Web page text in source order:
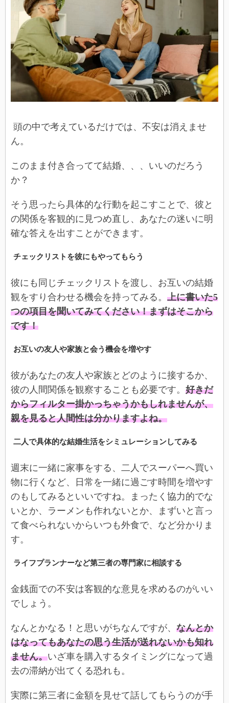
頭の中で考えているだけでは、不安は消えませ
ん。
このまま付き合ってて結婚、、、いいのだろう
か？
そう思ったら具体的な行動を起こすことで、彼と
の関係を客観的に見つめ直し、あなたの迷いに明
確な答えを出すことができます。
チェックリストを彼にもやってもらう
彼にも同じチェックリストを渡し、お互いの結婚
観をすり合わせる機会を持ってみる。 上に書いた5
つの項目を聞いてみてください！まずはそこから
です！
お互いの友人や家族と会う機会を増やす
彼があなたの友人や家族とどのように接するか、
彼の人間関係を観察することも必要です。 好きだ
からフィルター掛かっちゃうかもしれませんが、
親を見ると人間性は分かりますよね。
二人で具体的な結婚生活をシミュレーションしてみる
週末に一緒に家事をする、二人でスーパーへ買い
物に行くなど、日常を一緒に過ごす時間を増やす
のもしてみるといいですね。まったく協力的でな
いとか、ラーメンも作れないとか、まずいと言っ
て食べられないからいつも外食で、など分かりま
す。
ライフプランナーなど第三者の専門家に相談する
金銭面での不安は客観的な意見を求めるのがいい
でしょう。
なんとかなる！と思いがちなんですが、 なんとか
はなってもあなたの思う生活が送れないかも知れ
ません。いざ車を購入するタイミングになって過
去の滞納が出てくる恐れも。
実際に第三者に金額を見せて話してもらうのが手